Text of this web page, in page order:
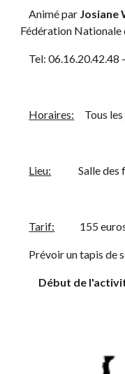
    Animé par
Josiane
Fédération Nationale
    Tel: 06.16.20.42.48 -
Horaires:
Tous
Lieu:
Salle
Tarif:
155
Prévoir un tapis
Début de